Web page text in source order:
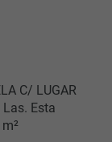
C/ LUGAR
Las. Esta